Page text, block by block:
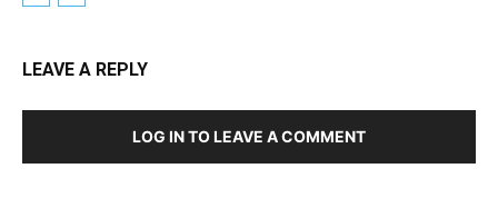
LEAVE A REPLY
LOG IN TO LEAVE A COMMENT